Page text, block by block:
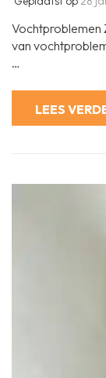
Vochtproblemen
van
…
LEES